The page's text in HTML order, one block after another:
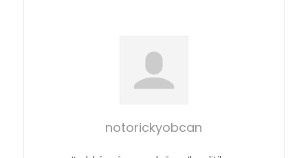
notorickyobcan